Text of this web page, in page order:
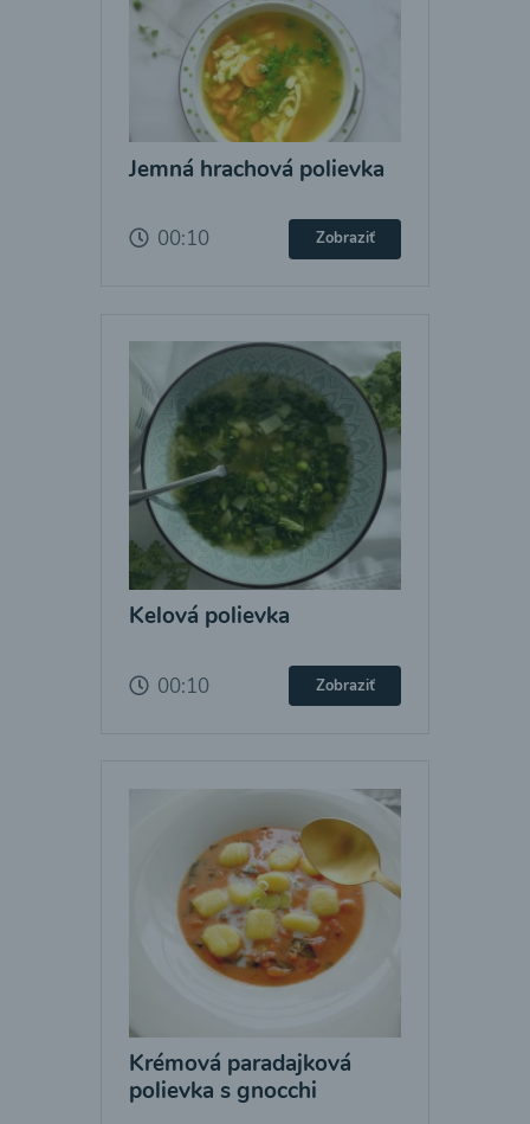
Jemná hrachová polievka
00:10 Zobraziť
Kelová polievka
00:10 Zobraziť
Krémová paradajková
polievka s gnocchi